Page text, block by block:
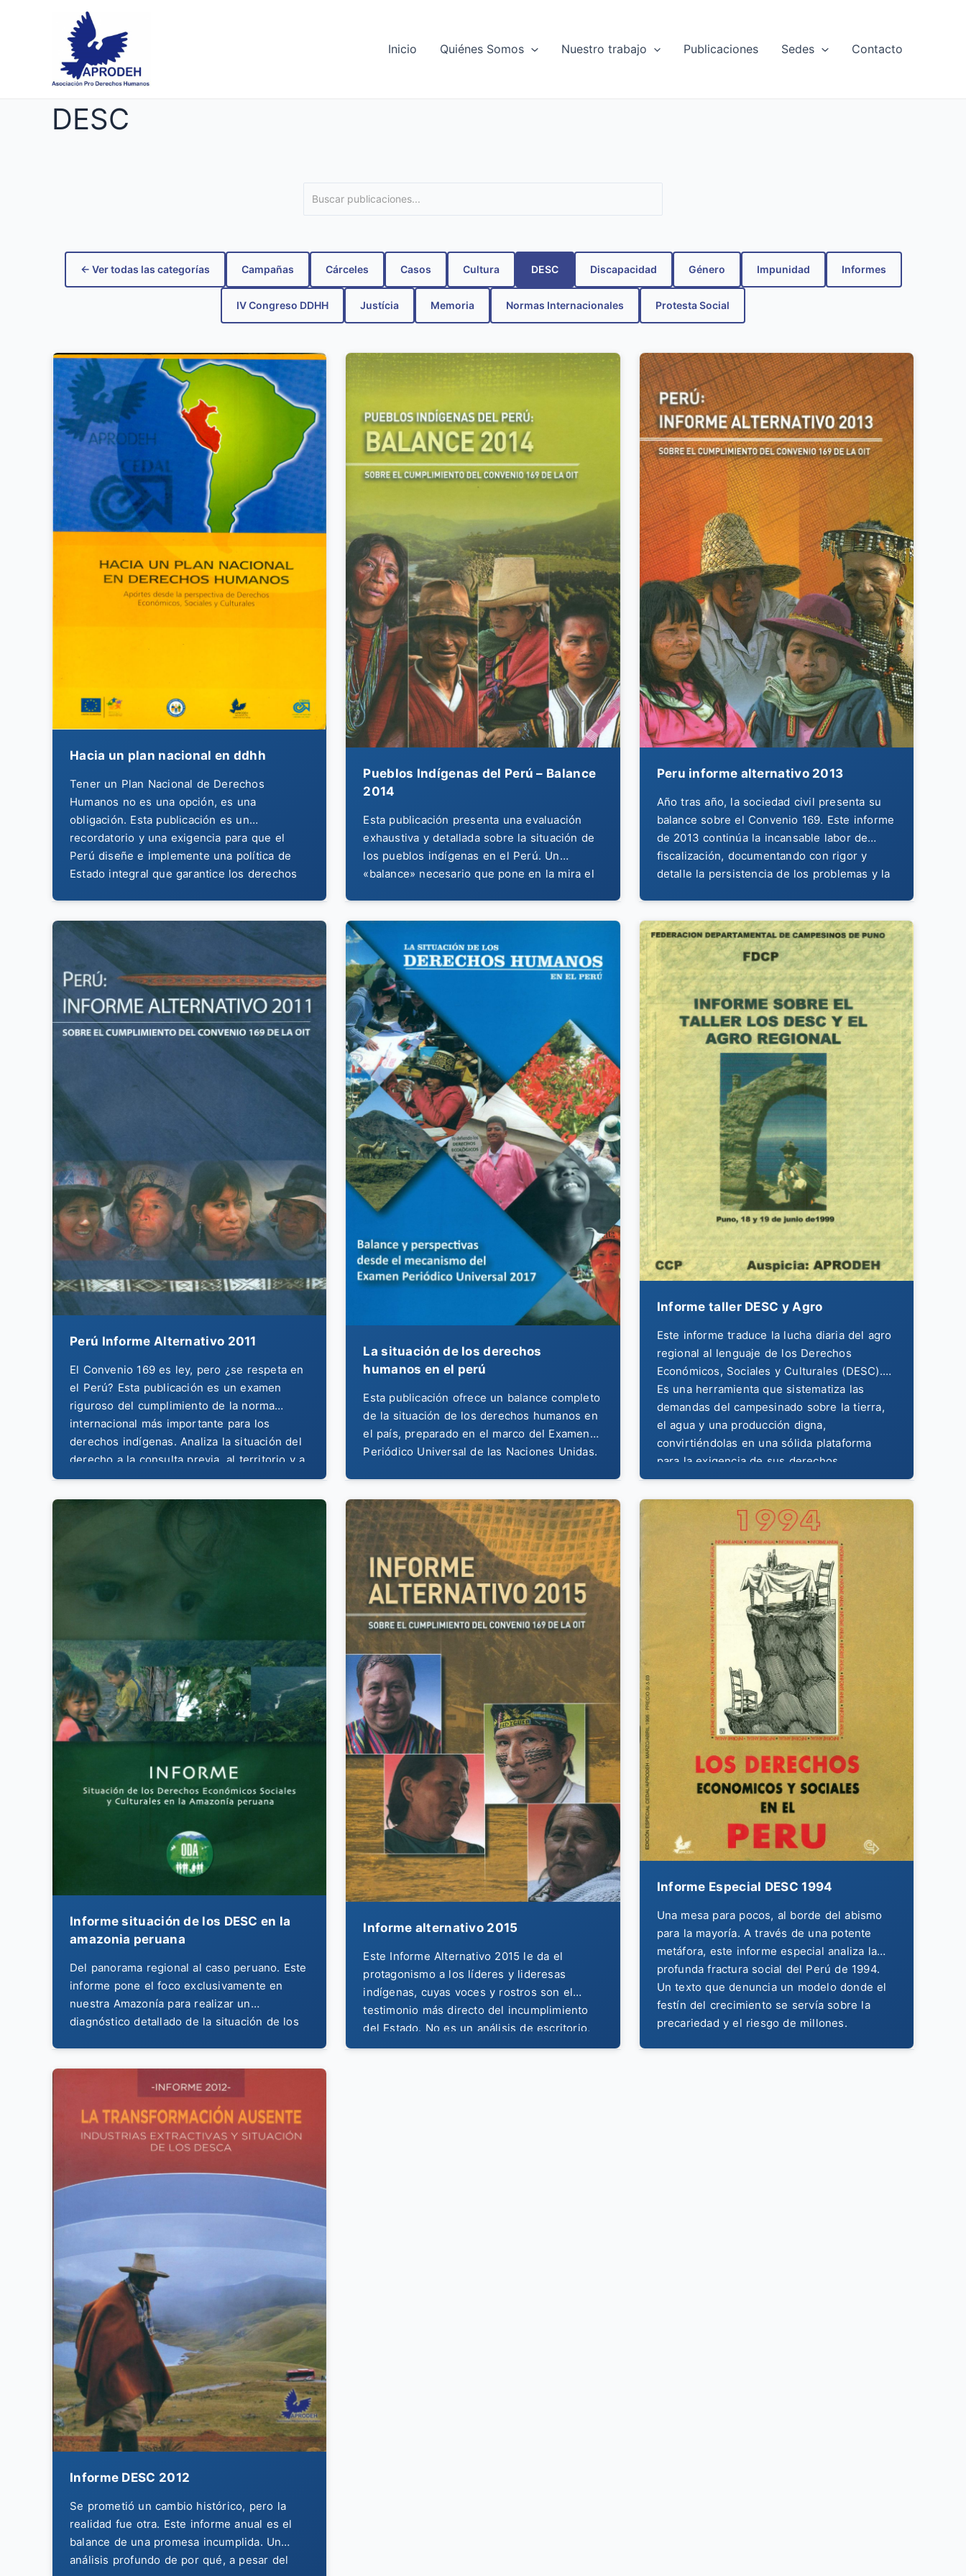
Inicio Quiénes Somos Nuestro trabajo Publicaciones Sedes Contacto
DESC
← Ver todas las categorías Campañas Cárceles Casos Cultura DESC Discapacidad Género Impunidad Informes
IV Congreso DDHH Justícia Memoria Normas Internacionales Protesta Social
Hacia un plan nacional en ddhh
Tener un Plan Nacional de Derechos
Humanos no es una opción, es una
obligación. Esta publicación es un
recordatorio y una exigencia para que el
Perú diseñe e implemente una política de
Estado integral que garantice los derechos
Pueblos Indígenas del Perú – Balance
2014
Esta publicación presenta una evaluación
exhaustiva y detallada sobre la situación de
los pueblos indígenas en el Perú. Un
«balance» necesario que pone en la mira el
previa.
Peru informe alternativo 2013
Año tras año, la sociedad civil presenta su
balance sobre el Convenio 169. Este informe
de 2013 continúa la incansable labor de
fiscalización, documentando con rigor y
detalle la persistencia de los problemas y la
Perú Informe Alternativo 2011
El Convenio 169 es ley, pero ¿se respeta en
el Perú? Esta publicación es un examen
riguroso del cumplimiento de la norma
internacional más importante para los
derechos indígenas. Analiza la situación del
derecho a la consulta previa, al territorio y a
la autodeterminación en el Perú del 2011.
La situación de los derechos
humanos en el perú
Esta publicación ofrece un balance completo
de la situación de los derechos humanos en
el país, preparado en el marco del Examen
Periódico Universal de las Naciones Unidas.
internacional, un documento clave para la
diplomacia y la defensa de los derechos.
Informe taller DESC y Agro
Este informe traduce la lucha diaria del agro
regional al lenguaje de los Derechos
Económicos, Sociales y Culturales (DESC).
Es una herramienta que sistematiza las
demandas del campesinado sobre la tierra,
el agua y una producción digna,
convirtiéndolas en una sólida plataforma
para la exigencia de sus derechos.
Informe situación de los DESC en la
amazonia peruana
Del panorama regional al caso peruano. Este
informe pone el foco exclusivamente en
nuestra Amazonía para realizar un
diagnóstico detallado de la situación de los
esperanzas de los pueblos que la habitan.
Informe alternativo 2015
Este Informe Alternativo 2015 le da el
protagonismo a los líderes y lideresas
indígenas, cuyas voces y rostros son el
testimonio más directo del incumplimiento
del Estado. No es un análisis de escritorio,
es la perspectiva desde el territorio, contada
Informe Especial DESC 1994
Una mesa para pocos, al borde del abismo
para la mayoría. A través de una potente
metáfora, este informe especial analiza la
profunda fractura social del Perú de 1994.
Un texto que denuncia un modelo donde el
festín del crecimiento se servía sobre la
precariedad y el riesgo de millones.
Informe DESC 2012
Se prometió un cambio histórico, pero la
realidad fue otra. Este informe anual es el
balance de una promesa incumplida. Un
análisis profundo de por qué, a pesar del
entradas